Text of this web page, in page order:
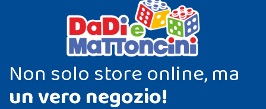
Non solo store online, ma
un vero negozio!